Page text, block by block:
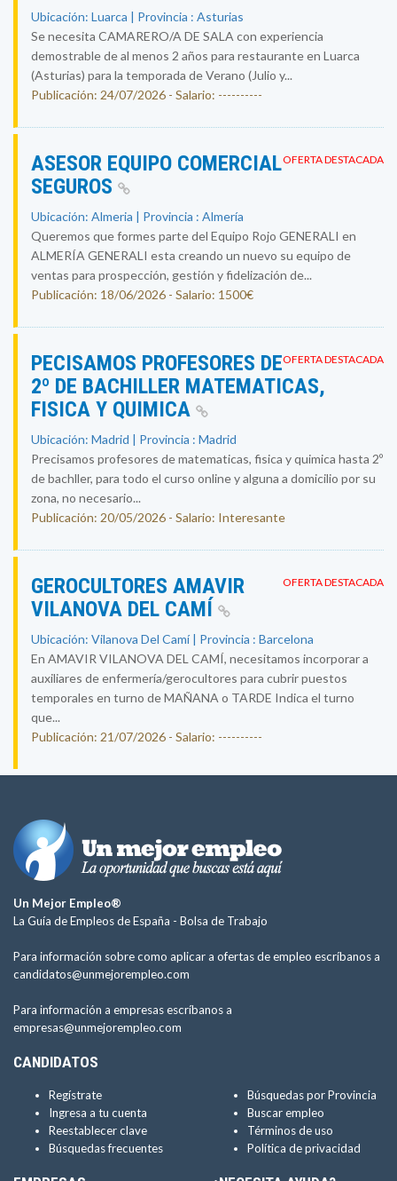
Ubicación: Luarca | Provincia : Asturias
Se necesita CAMARERO/A DE SALA con experiencia
demostrable de al menos 2 años para restaurante en Luarca
(Asturias) para la temporada de Verano (Julio y...
Publicación: 24/07/2026 - Salario: ----------
OFERTA DESTACADA
ASESOR EQUIPO COMERCIAL
SEGUROS
Ubicación: Almeria | Provincia : Almería
Queremos que formes parte del Equipo Rojo GENERALI en
ALMERÍA GENERALI esta creando un nuevo su equipo de
ventas para prospección, gestión y fidelización de...
Publicación: 18/06/2026 - Salario: 1500€
OFERTA DESTACADA
PECISAMOS PROFESORES DE
2º DE BACHILLER MATEMATICAS,
FISICA Y QUIMICA
Ubicación: Madrid | Provincia : Madrid
Precisamos profesores de matematicas, fisica y quimica hasta 2º
de bachller, para todo el curso online y alguna a domicilio por su
zona, no necesario...
Publicación: 20/05/2026 - Salario: Interesante
OFERTA DESTACADA
GEROCULTORES AMAVIR
VILANOVA DEL CAMÍ
Ubicación: Vilanova Del Camí | Provincia : Barcelona
En AMAVIR VILANOVA DEL CAMÍ, necesitamos incorporar a
auxiliares de enfermería/gerocultores para cubrir puestos
temporales en turno de MAÑANA o TARDE Indica el turno
que...
Publicación: 21/07/2026 - Salario: ----------
Un Mejor Empleo®
La Guía de Empleos de España - Bolsa de Trabajo
Para información sobre como aplicar a ofertas de empleo escríbanos a
candidatos@unmejorempleo.com
Para información a empresas escríbanos a
empresas@unmejorempleo.com
CANDIDATOS
Regístrate
Ingresa a tu cuenta
Reestablecer clave
Búsquedas frecuentes
Búsquedas por Provincia
Buscar empleo
Términos de uso
Política de privacidad